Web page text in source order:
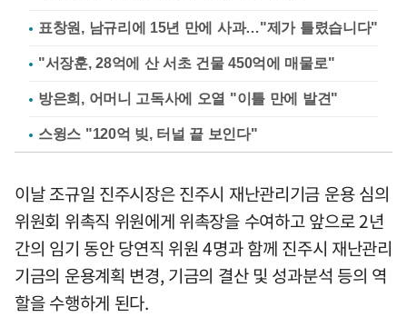
표창원, 남규리에 15년 만에 사과…"제가 틀렸습니다"
"서장훈, 28억에 산 서초 건물 450억에 매물로"
방은희, 어머니 고독사에 오열 "이틀 만에 발견"
스윙스 "120억 빚, 터널 끝 보인다"
이날 조규일 진주시장은 진주시 재난관리기금 운용 심의
위원회 위촉직 위원에게 위촉장을 수여하고 앞으로 2년
간의 임기 동안 당연직 위원 4명과 함께 진주시 재난관리
기금의 운용계획 변경, 기금의 결산 및 성과분석 등의 역
할을 수행하게 된다.